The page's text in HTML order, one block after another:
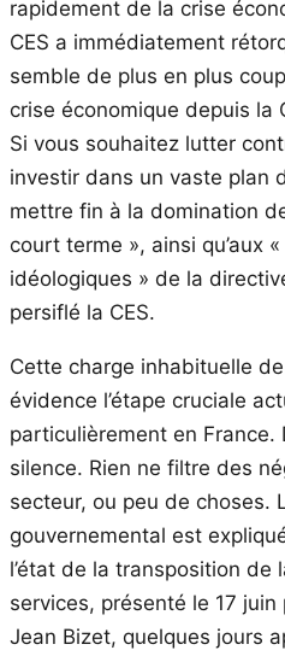
rapidement de la crise
CES a immédiatement
semble de plus en plus
crise économique depuis la
Si vous souhaitez lutter
investir dans un vaste plan
mettre fin à la domination
court terme », ainsi qu’aux
idéologiques » de la
persiflé la CES.
Cette charge inhabituelle
évidence l’étape cruciale
particulièrement en France.
silence. Rien ne filtre des
secteur, ou peu de choses.
gouvernemental est
l’état de la transposition de
services, présenté le 17
Jean Bizet, quelques jours